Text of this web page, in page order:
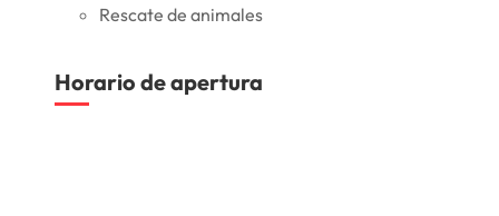
Rescate de animales
Horario de apertura